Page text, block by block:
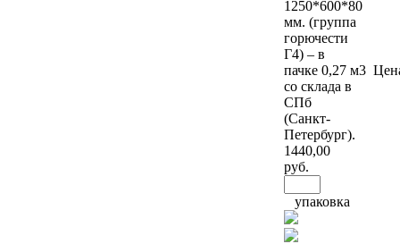
1250*600*80
мм. (группа
горючести
Г4) – в
пачке 0,27 м3
со склада в
СПб
(Санкт-
Петербург).
1440,00
руб.
упаковка